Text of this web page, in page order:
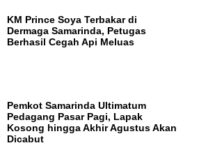
KM Prince Soya Terbakar di
Dermaga Samarinda, Petugas
Berhasil Cegah Api Meluas
Pemkot Samarinda Ultimatum
Pedagang Pasar Pagi, Lapak
Kosong hingga Akhir Agustus Akan
Dicabut